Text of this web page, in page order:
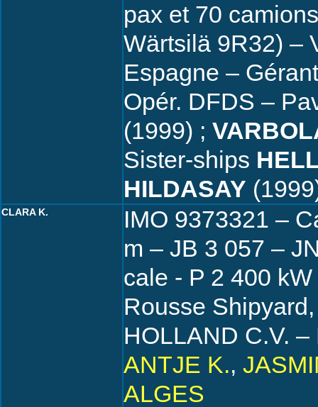
pax et 70
Wärtsilä 9R32) –
Espagne –
Opér. DFDS –
(1999) ;
Sister-ships
HILDASAY
CLARA K.
IMO 9373321 –
m – JB 3 057 –
cale - P 2 400
Rousse
HOLLAND C.V.
ANTJE K.,
ALGES